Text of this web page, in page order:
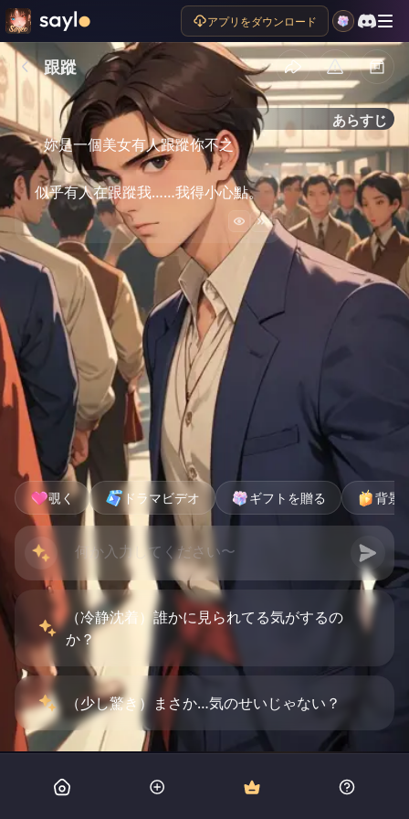
アプリをダウンロード
跟蹤
あらすじ
妳是一個美女有人跟蹤你不之
似乎有人在跟蹤我……我得小心點。
覗く ドラマビデオ ギフトを贈る 背景
（冷静沈着）誰かに見られてる気がするの
か？
（少し驚き）まさか…気のせいじゃない？